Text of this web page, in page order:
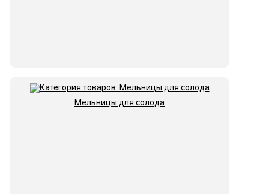
Мельницы для солода